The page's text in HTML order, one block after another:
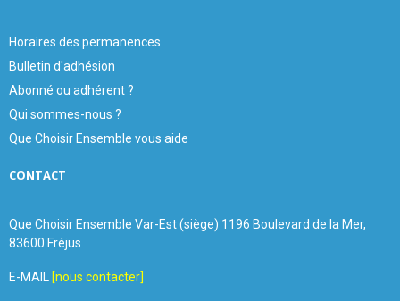
Horaires des permanences
Bulletin d'adhésion
Abonné ou adhérent ?
Qui sommes-nous ?
Que Choisir Ensemble vous aide
CONTACT
Que Choisir Ensemble Var-Est (siège) 1196 Boulevard de la Mer,
83600 Fréjus
E-MAIL [nous contacter]